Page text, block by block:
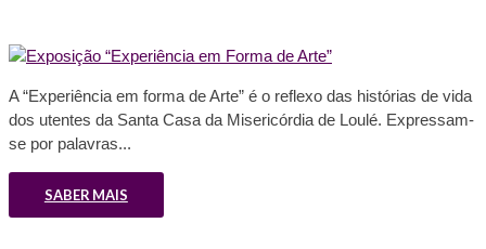
A “Experiência em forma de Arte” é o reflexo das histórias de vida
dos utentes da Santa Casa da Misericórdia de Loulé. Expressam-
se por palavras...
SABER MAIS